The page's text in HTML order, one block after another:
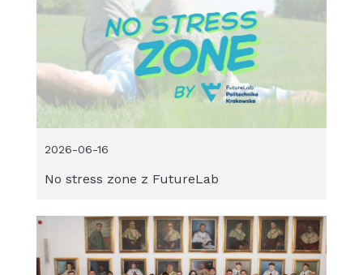
No stress zone z FutureLab
2026-06-16